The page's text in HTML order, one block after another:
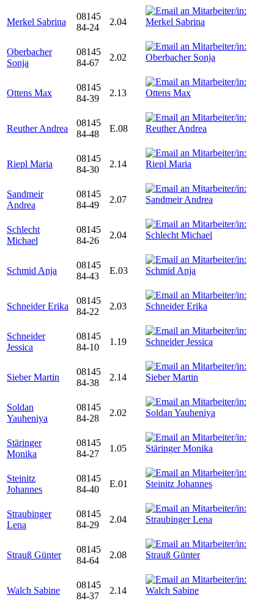
Merkel Sabrina
08145
84-24
2.04
Oberbacher
Sonja
08145
84-67
2.02
Ottens Max
08145
84-39
2.13
Reuther Andrea
08145
84-48
E.08
Riepl Maria
08145
84-30
2.14
Sandmeir
Andrea
08145
84-49
2.07
Schlecht
Michael
08145
84-26
2.04
Schmid Anja
08145
84-43
E.03
Schneider Erika
08145
84-22
2.03
Schneider
Jessica
08145
84-10
1.19
Sieber Martin
08145
84-38
2.14
Soldan
Yauheniya
08145
84-28
2.02
Stäringer
Monika
08145
84-27
1.05
Steinitz
Johannes
08145
84-40
E.01
Straubinger
Lena
08145
84-29
2.04
Strauß Günter
08145
84-64
2.08
Walch Sabine
08145
84-37
2.14